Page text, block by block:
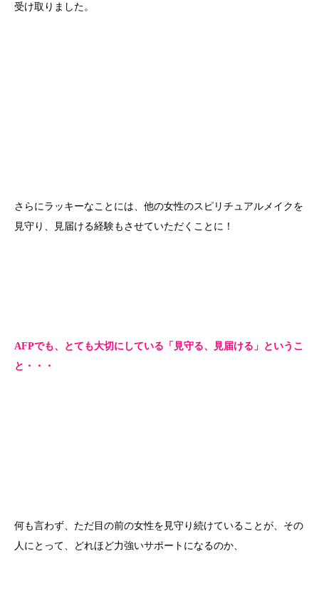
受け取りました。
さらにラッキーなことには、他の女性のスピリチュアルメイクを
見守り、見届ける経験もさせていただくことに！
AFPでも、とても大切にしている「見守る、見届ける」というこ
と・・・
何も言わず、ただ目の前の女性を見守り続けていることが、その
人にとって、どれほど力強いサポートになるのか、